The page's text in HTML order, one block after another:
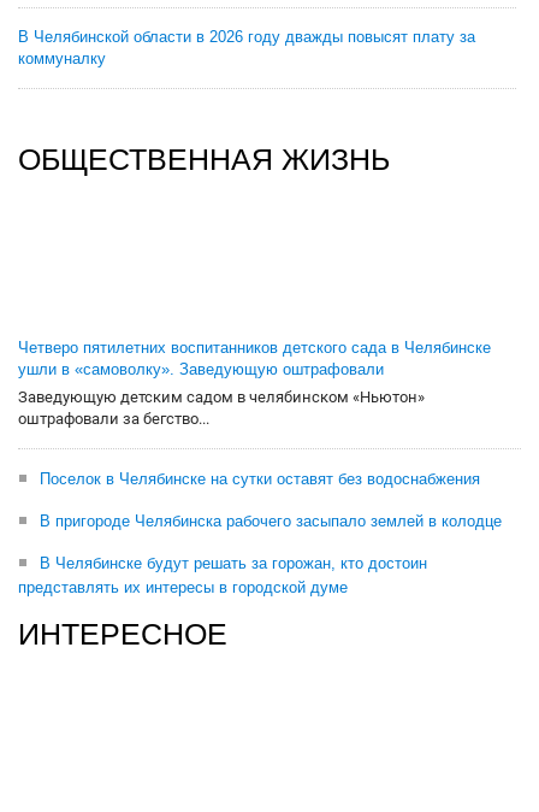
В Челябинской области в 2026 году дважды повысят плату за
коммуналку
ОБЩЕСТВЕННАЯ ЖИЗНЬ
Четверо пятилетних воспитанников детского сада в Челябинске
ушли в «самоволку». Заведующую оштрафовали
Заведующую детским садом в челябинском «Ньютон»
оштрафовали за бегство...
Поселок в Челябинске на сутки оставят без водоснабжения
В пригороде Челябинска рабочего засыпало землей в колодце
В Челябинске будут решать за горожан, кто достоин
представлять их интересы в городской думе
ИНТЕРЕСНОЕ